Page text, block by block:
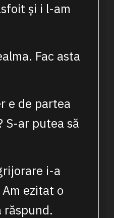
și i l-am
Fac asta
e de partea
S-ar putea să
i-a
ezitat o
răspund.